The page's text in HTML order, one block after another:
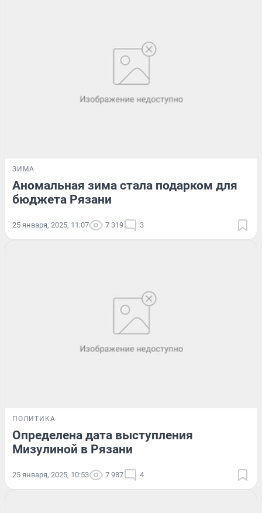
ЗИМА
Аномальная зима стала подарком для
бюджета Рязани
25 января, 2025, 11:07 7 319 3
ПОЛИТИКА
Определена дата выступления
Мизулиной в Рязани
25 января, 2025, 10:53 7 987 4